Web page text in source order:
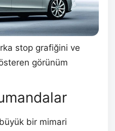
stop grafiğini ve
görünüm
bir mimari